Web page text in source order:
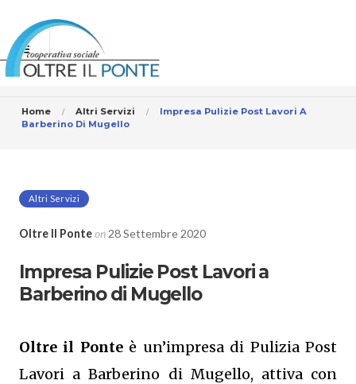
Home Altri Servizi
Impresa Pulizie Post Lavori A
Barberino Di Mugello
Altri Servizi
Oltre Il Ponteon28 Settembre 2020
Impresa Pulizie Post Lavori a
Barberino di Mugello
Oltre il Ponteè un’impresa di Pulizia Post
Lavori a Barberino di Mugello, attiva con